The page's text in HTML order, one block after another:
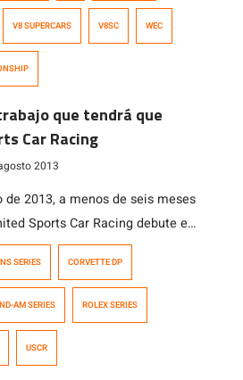
V8 SUPERCARS V8SC WEC
que tendrá que
Car Racing
2013
de 2013, a menos de seis meses
Sports Car Racing debute en
2014. ¿Qué es la United Sports
[…]
SERIES CORVETTE DP
AM SERIES ROLEX SERIES
USCR